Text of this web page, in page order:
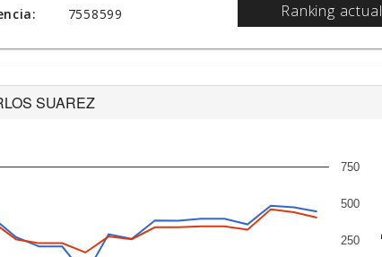
7558599
Ranking actual
SUAREZ
250
500
750